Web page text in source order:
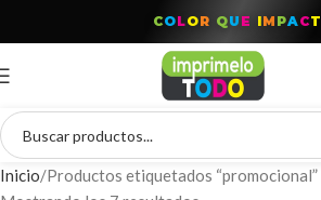
COLOR QU E IM PACT
Inicio Productos etiquetados “promocional”